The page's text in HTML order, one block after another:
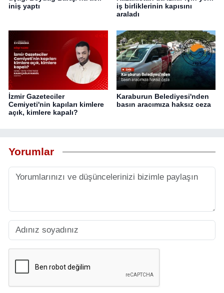
iniş yaptı
iş birliklerinin kapısını
araladı
İzmir Gazeteciler
Cemiyeti'nin kapıları kimlere
açık, kimlere kapalı?
Karaburun Belediyesi'nden
basın aracımıza haksız ceza
Yorumlar